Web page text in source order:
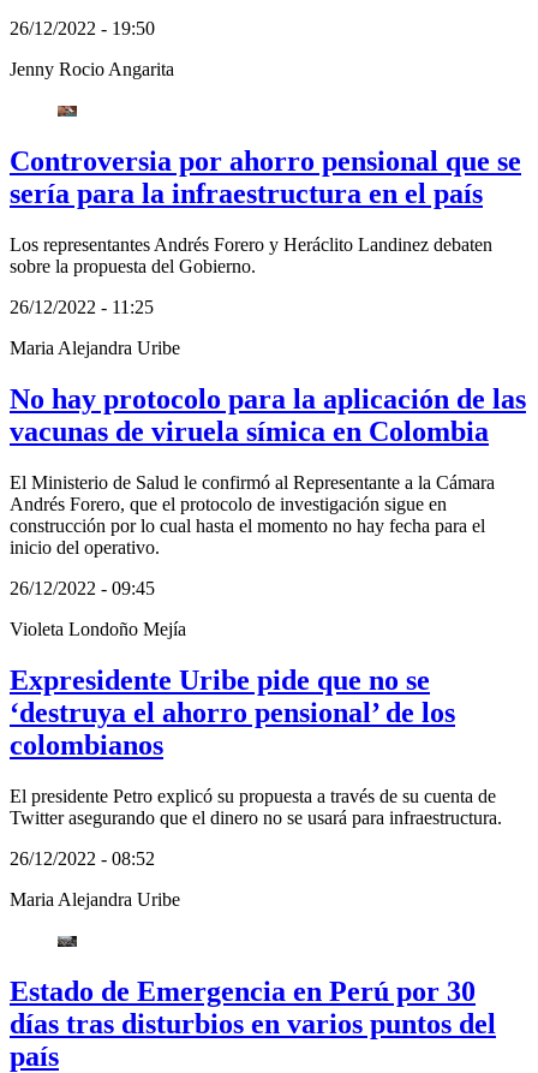
26/12/2022 - 19:50
Jenny Rocio Angarita
Controversia por ahorro pensional que se
sería para la infraestructura en el país
Los representantes Andrés Forero y Heráclito Landinez debaten
sobre la propuesta del Gobierno.
26/12/2022 - 11:25
Maria Alejandra Uribe
No hay protocolo para la aplicación de las
vacunas de viruela símica en Colombia
El Ministerio de Salud le confirmó al Representante a la Cámara
Andrés Forero, que el protocolo de investigación sigue en
construcción por lo cual hasta el momento no hay fecha para el
inicio del operativo.
26/12/2022 - 09:45
Violeta Londoño Mejía
Expresidente Uribe pide que no se
‘destruya el ahorro pensional’ de los
colombianos
El presidente Petro explicó su propuesta a través de su cuenta de
Twitter asegurando que el dinero no se usará para infraestructura.
26/12/2022 - 08:52
Maria Alejandra Uribe
Estado de Emergencia en Perú por 30
días tras disturbios en varios puntos del
país